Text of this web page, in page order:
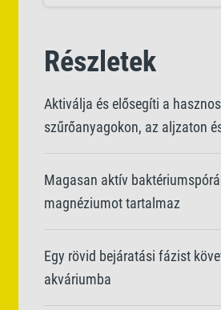
Részletek
Aktiválja és elősegíti a
szűrőanyagokon, az aljzaton
Magasan aktív
magnéziumot tartalmaz
Egy rövid bejáratási fázist
akváriumba